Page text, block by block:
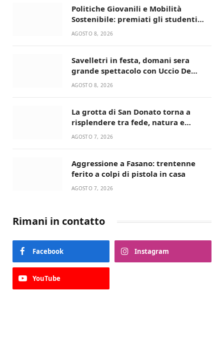
Politiche Giovanili e Mobilità
Sostenibile: premiati gli studenti
universitari del bando “La strada
AGOSTO 8, 2026
Savelletri in festa, domani sera
grande spettacolo con Uccio De
Santis
AGOSTO 8, 2026
La grotta di San Donato torna a
risplendere tra fede, natura e
devozione
AGOSTO 7, 2026
Aggressione a Fasano: trentenne
ferito a colpi di pistola in casa
AGOSTO 7, 2026
Rimani in contatto
Facebook Instagram
YouTube